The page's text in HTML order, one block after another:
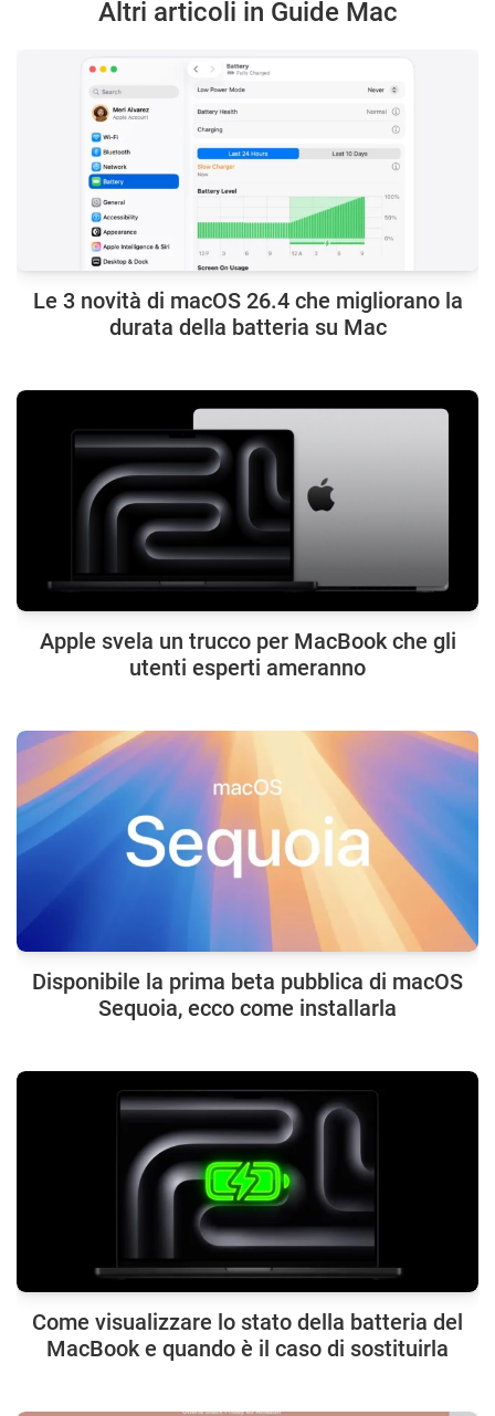
Altri articoli in Guide Mac
Le 3 novità di macOS 26.4 che migliorano la
durata della batteria su Mac
Apple svela un trucco per MacBook che gli
utenti esperti ameranno
Disponibile la prima beta pubblica di macOS
Sequoia, ecco come installarla
Come visualizzare lo stato della batteria del
MacBook e quando è il caso di sostituirla